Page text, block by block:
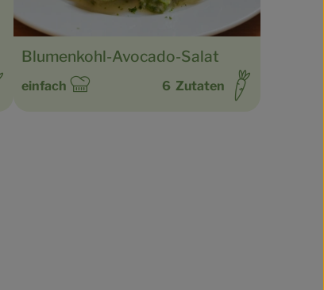
Blumenkohl-Avocado-Salat
Schwierigkeit:
einfach 6 Zutaten